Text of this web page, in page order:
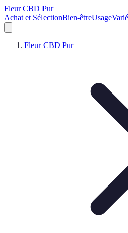
Fleur CBD Pur
Achat et SélectionBien-êtreUsage
Fleur CBD Pur